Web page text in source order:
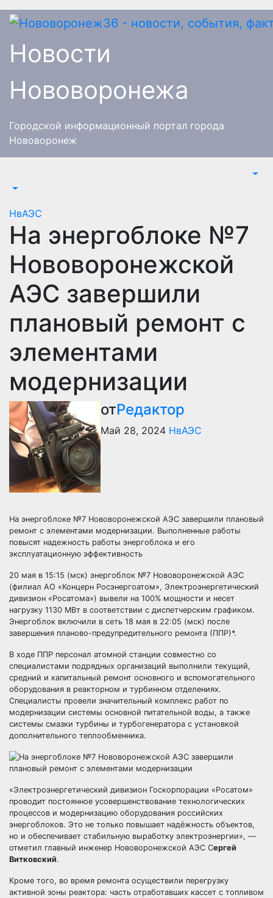
Перейти
Новости
Нововоронежа
Городской информационный портал города
Нововоронеж
НвАЭС
На энергоблоке №7
Нововоронежской
АЭС завершили
плановый ремонт с
элементами
модернизации
отРедактор
Май 28, 2024 НвАЭС
На энергоблоке №7 Нововоронежской АЭС завершили плановый
ремонт с элементами модернизации. Выполненные работы
повысят надежность работы энергоблока и его
эксплуатационную эффективность
20 мая в 15:15 (мск) энергоблок №7 Нововоронежской АЭС
(филиал АО «Концерн Росэнергоатом», Электроэнергетический
дивизион «Росатома») вывели на 100% мощности и несет
нагрузку 1130 МВт в соответствии с диспетчерским графиком.
Энергоблок включили в сеть 18 мая в 22:05 (мск) после
завершения планово-предупредительного ремонта (ППР)*.
В ходе ППР персонал атомной станции совместно со
специалистами подрядных организаций выполнили текущий,
средний и капитальный ремонт основного и вспомогательного
оборудования в реакторном и турбинном отделениях.
Специалисты провели значительный комплекс работ по
модернизации системы основной питательной воды, а также
системы смазки турбины и турбогенератора с установкой
дополнительного теплообменника.
«Электроэнергетический дивизион Госкорпорации «Росатом»
проводит постоянное усовершенствование технологических
процессов и модернизацию оборудования российских
энергоблоков. Это не только повышает надёжность объектов,
но и обеспечивает стабильную выработку электроэнергии», —
отметил главный инженер Нововоронежской АЭС Сергей
Витковский.
Кроме того, во время ремонта осуществили перегрузку
активной зоны реактора: часть отработавших кассет с топливом